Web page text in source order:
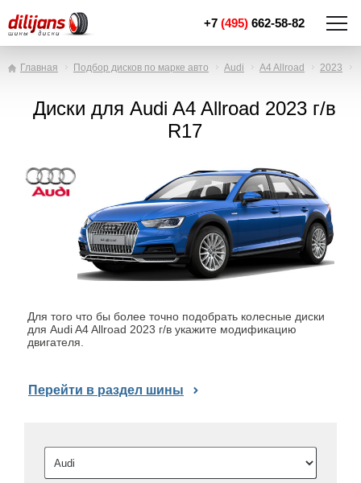
+7 (495) 662-58-82
Главная Подбор дисков по марке авто Audi A4 Allroad 2023
Диски для Audi A4 Allroad 2023 г/в
R17
Для того что бы более точно подобрать колесные диски
для Audi A4 Allroad 2023 г/в укажите модификацию
двигателя.
Перейти в раздел шины